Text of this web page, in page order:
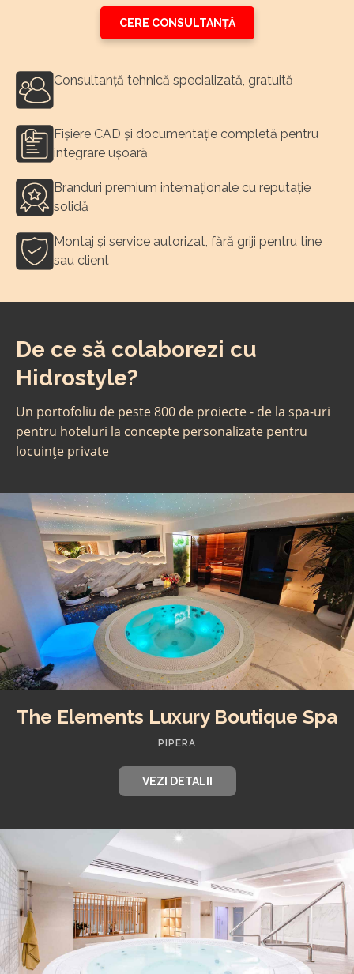
CERE CONSULTANȚĂ
Consultanță tehnică specializată, gratuită
Fișiere CAD și documentație completă pentru
integrare ușoară
Branduri premium internaționale cu reputație
solidă
Montaj și service autorizat, fără griji pentru tine
sau client
De ce să colaborezi cu
Hidrostyle?
Un portofoliu de peste 800 de proiecte - de la spa-uri
pentru hoteluri la concepte personalizate pentru
locuințe private
The Elements Luxury Boutique Spa
PIPERA
VEZI DETALII